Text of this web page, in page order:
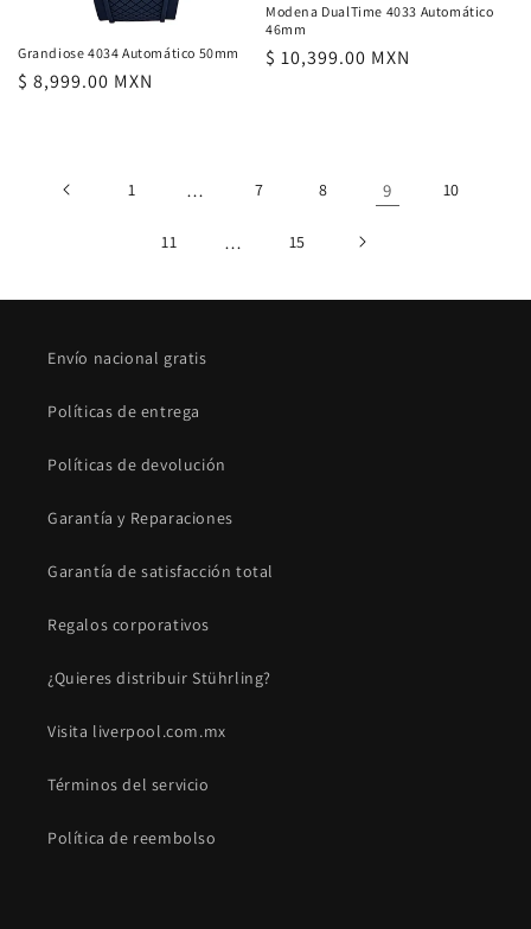
Grandiose 4034 Automático 50mm
Precio
$ 8,999.00 MXN
Modena DualTime 4033 Automático
46mm
Precio
$ 10,399.00 MXN
1 … 7 8 9 10
11 … 15
Envío nacional gratis
Políticas de entrega
Políticas de devolución
Garantía y Reparaciones
Garantía de satisfacción total
Regalos corporativos
¿Quieres distribuir Stührling?
Visita liverpool.com.mx
Términos del servicio
Política de reembolso